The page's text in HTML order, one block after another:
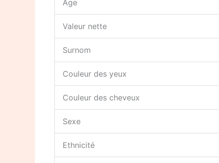
Âge
Valeur nette
Surnom
Couleur des yeux
Couleur des cheveux
Sexe
Ethnicité